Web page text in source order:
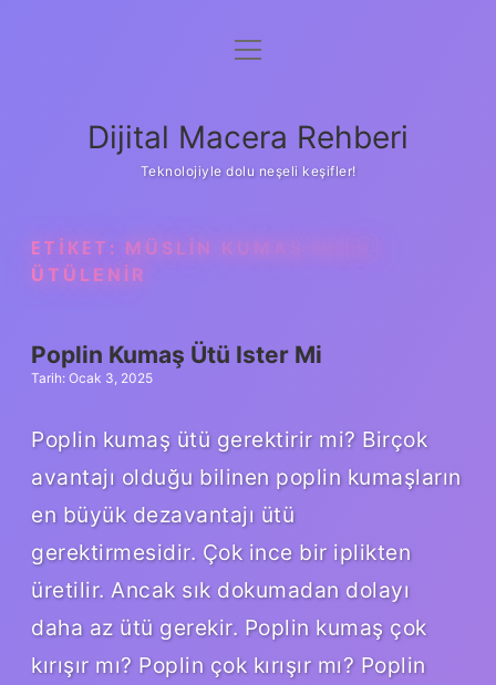
Anasayfa
Yasal Uyarı
menüyü
Dijital Macera Rehberi
Teknolojiyle dolu neşeli keşifler!
ETIKET: MÜSLIN KUMAŞ NASIL
ÜTÜLENIR
Poplin Kumaş Ütü Ister Mi
Tarih: Ocak 3, 2025
Poplin kumaş ütü gerektirir mi? Birçok
avantajı olduğu bilinen poplin kumaşların
en büyük dezavantajı ütü
gerektirmesidir. Çok ince bir iplikten
üretilir. Ancak sık dokumadan dolayı
daha az ütü gerekir. Poplin kumaş çok
kırışır mı? Poplin çok kırışır mı? Poplin